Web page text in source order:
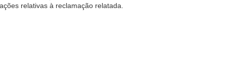
relativas à reclamação relatada.